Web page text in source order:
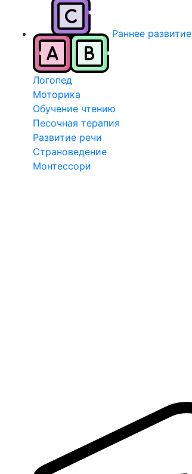
Раннее развитие
Логопед
Моторика
Обучение чтению
Песочная терапия
Развитие речи
Страноведение
Монтессори